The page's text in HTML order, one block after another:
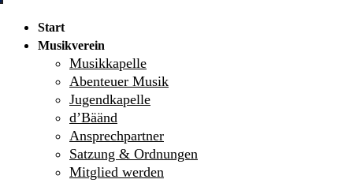
Start
Musikverein
Musikkapelle
Abenteuer Musik
Jugendkapelle
d’Bäänd
Ansprechpartner
Satzung & Ordnungen
Mitglied werden